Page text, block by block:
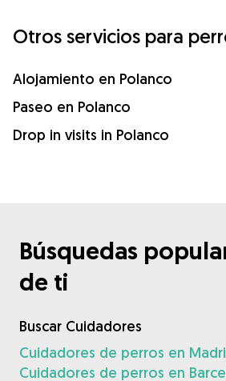
Otros servicios para
Alojamiento en Polanco
Paseo en Polanco
Drop in visits in Polanco
Búsquedas
de ti
Buscar Cuidadores
Cuidadores de perros en
Cuidadores de perros en